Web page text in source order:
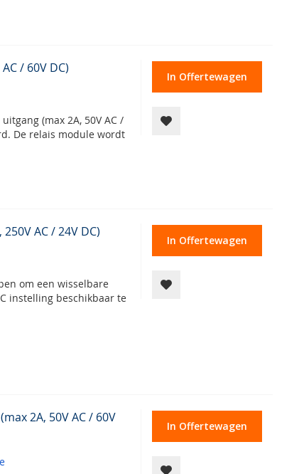
/ 60V DC)
(max 2A, 50V AC /
De relais module wordt
In Offertewagen
AC / 24V DC)
om een wisselbare
instelling beschikbaar te
In Offertewagen
2A, 50V AC / 60V
In Offertewagen